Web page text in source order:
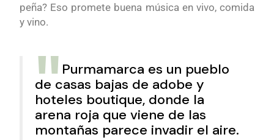
peña? Eso promete buena música en vivo, comida
y vino.
Purmamarca es un pueblo
de casas bajas de adobe y
hoteles boutique, donde la
arena roja que viene de las
montañas parece invadir el aire.